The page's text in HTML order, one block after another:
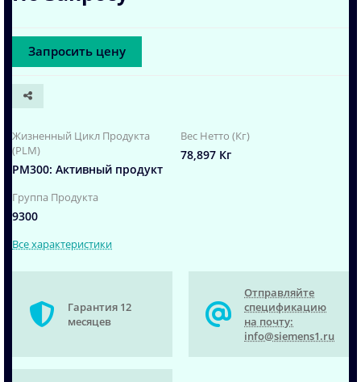
Запросить цену
Жизненный Цикл Продукта
(PLM)
PM300: Активный продукт
Вес Нетто (Кг)
78,897 Кг
Группа Продукта
9300
Все характеристики
Гарантия 12
месяцев
Отправляйте
спецификацию
на почту:
info@siemens1.ru